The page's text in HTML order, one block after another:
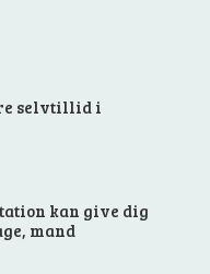
selvtillid i
kan give dig
mand